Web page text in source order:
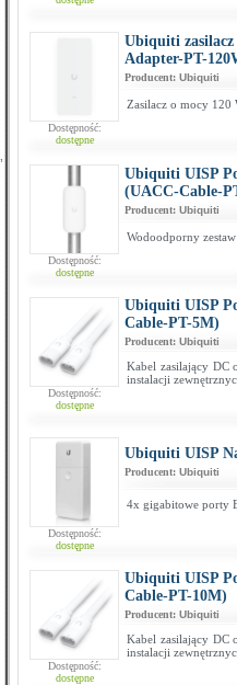
Dostępność:
dostępne
Ubiquiti
Adapter-PT-
Producent: Ubiquiti
Zasilacz o mocy
Dostępność:
dostępne
Ubiquiti UISP
(UACC-Cable-
Producent: Ubiquiti
Wodoodporny
Dostępność:
dostępne
Ubiquiti UISP
Cable-PT-5M)
Producent: Ubiquiti
Kabel zasilający DC
instalacji
Dostępność:
dostępne
Ubiquiti UISP
Producent: Ubiquiti
4x gigabitowe porty
Dostępność:
dostępne
Ubiquiti UISP
Cable-PT-10M)
Producent: Ubiquiti
Kabel zasilający DC
instalacji